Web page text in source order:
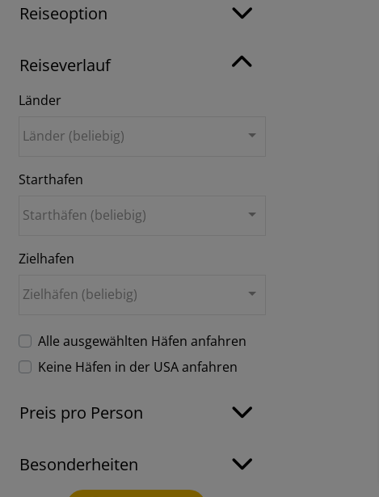
Reiseoption
Reiseverlauf
Länder
Länder (beliebig)
Starthafen
Starthäfen (beliebig)
Zielhafen
Zielhäfen (beliebig)
Alle ausgewählten Häfen anfahren
Keine Häfen in der USA anfahren
Preis pro Person
Besonderheiten